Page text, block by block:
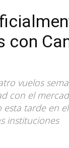
con
vuelos
con el
tarde en
instituciones